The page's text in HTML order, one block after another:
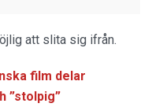
att slita sig ifrån.
film delar
”stolpig”